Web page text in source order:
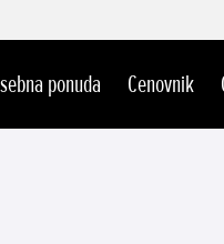
ponuda Cenovnik